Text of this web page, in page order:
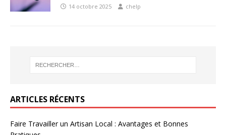
14 octobre 2025 chelp
ARTICLES RÉCENTS
Faire Travailler un Artisan Local : Avantages et Bonnes